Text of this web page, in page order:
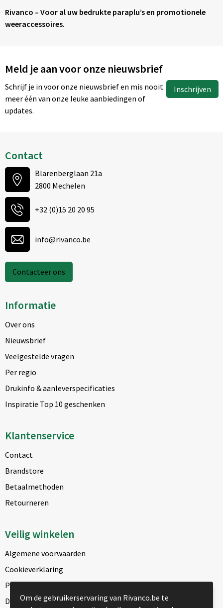
Rivanco – Voor al uw bedrukte paraplu’s en promotionele
weeraccessoires.
Meld je aan voor onze nieuwsbrief
Schrijf je in voor onze nieuwsbrief en mis nooit
meer één van onze leuke aanbiedingen of
updates.
Inschrijven
Contact
Blarenberglaan 21a
2800 Mechelen
+32 (0)15 20 20 95
info@rivanco.be
Contacteer ons
Informatie
Over ons
Nieuwsbrief
Veelgestelde vragen
Per regio
Drukinfo & aanleverspecificaties
Inspiratie Top 10 geschenken
Klantenservice
Contact
Brandstore
Betaalmethoden
Retourneren
Veilig winkelen
Algemene voorwaarden
Cookieverklaring
Privacyverklaring
Disclaimer
Om de gebruikerservaring van Rivanco.be te